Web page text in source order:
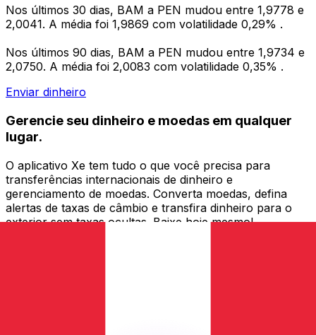
Nos últimos 30 dias, BAM a PEN mudou entre 1,9778 e
2,0041. A média foi 1,9869 com volatilidade 0,29% .
Nos últimos 90 dias, BAM a PEN mudou entre 1,9734 e
2,0750. A média foi 2,0083 com volatilidade 0,35% .
Enviar dinheiro
Gerencie seu dinheiro e moedas em qualquer
lugar.
O aplicativo Xe tem tudo o que você precisa para
transferências internacionais de dinheiro e
gerenciamento de moedas. Converta moedas, defina
alertas de taxas de câmbio e transfira dinheiro para o
exterior sem taxas ocultas. Baixe hoje mesmo!